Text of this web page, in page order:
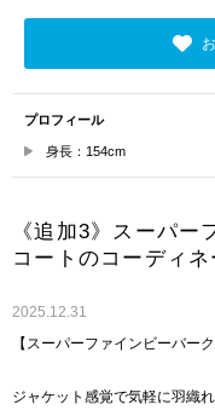
プロフィール
身長：154cm
《追加3》スーパー
コートのコーディ
2025.12.31
【スーパーファインビーバー
ジャケット感覚で気軽に羽織